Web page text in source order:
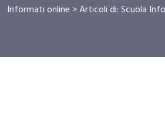
Informati online >Articoli di: Scuola